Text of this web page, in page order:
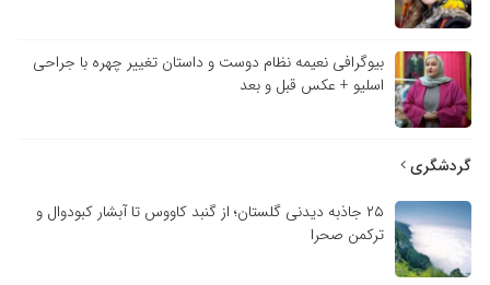
بیوگرافی نعیمه نظام دوست و داستان تغییر چهره با جراحی
اسلیو + عکس قبل و بعد
گردشگری
۲۵ جاذبه دیدنی گلستان؛ از گنبد کاووس تا آبشار کبودوال و
ترکمن صحرا